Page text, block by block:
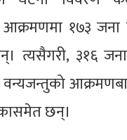
१७३ जना
त्यसैगरी, ३१६
छन्।